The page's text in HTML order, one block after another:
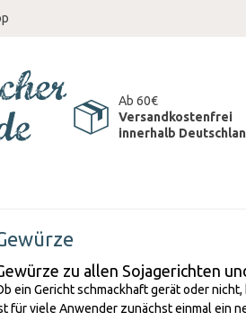
Ab 60€
Versandkostenfrei
innerhalb
zu allen Sojagerichten
ein Gericht schmackhaft gerät oder
für viele Anwender zunächst einmal ein